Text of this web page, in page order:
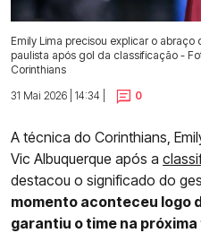
Emily Lima precisou explicar o
paulista após gol da classificação -
Corinthians
31 Mai 2026 | 14:34 |
0
A técnica do Corinthians,
Vic Albuquerque após a
destacou o significado do
momento aconteceu logo
garantiu o time na